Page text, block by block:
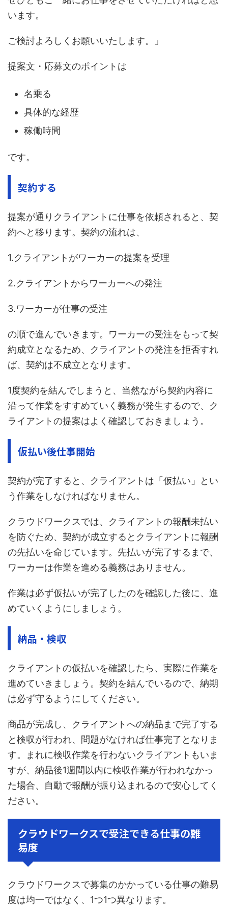
います。
ご検討よろしくお願いいたします。」
提案文・応募文のポイントは
名乗る
具体的な経歴
稼働時間
です。
契約する
提案が通りクライアントに仕事を依頼されると、契
約へと移ります。契約の流れは、
1.クライアントがワーカーの提案を受理
2.クライアントからワーカーへの発注
3.ワーカーが仕事の受注
の順で進んでいきます。ワーカーの受注をもって契
約成立となるため、クライアントの発注を拒否すれ
ば、契約は不成立となります。
1度契約を結んでしまうと、当然ながら契約内容に
沿って作業をすすめていく義務が発生するので、ク
ライアントの提案はよく確認しておきましょう。
仮払い後仕事開始
契約が完了すると、クライアントは「仮払い」とい
う作業をしなければなりません。
クラウドワークスでは、クライアントの報酬未払い
を防ぐため、契約が成立するとクライアントに報酬
の先払いを命じています。先払いが完了するまで、
ワーカーは作業を進める義務はありません。
作業は必ず仮払いが完了したのを確認した後に、進
めていくようにしましょう。
納品・検収
クライアントの仮払いを確認したら、実際に作業を
進めていきましょう。契約を結んでいるので、納期
は必ず守るようにしてください。
商品が完成し、クライアントへの納品まで完了する
と検収が行われ、問題がなければ仕事完了となりま
す。まれに検収作業を行わないクライアントもいま
すが、納品後1週間以内に検収作業が行われなかっ
た場合、自動で報酬が振り込まれるので安心してく
ださい。
クラウドワークスで受注できる仕事の難
易度
クラウドワークスで募集のかかっている仕事の難易
度は均一ではなく、1つ1つ異なります。